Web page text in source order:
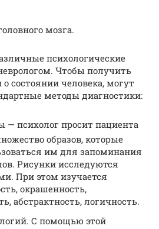
мозга.
психологические
Чтобы получить
состоянии человека, могут
методы диагностики:
психолог просит пациента
образов, которые
им для запоминания
Рисунки исследуются
При этом изучается
окрашенность,
абстрактность, логичность.
С помощью этой